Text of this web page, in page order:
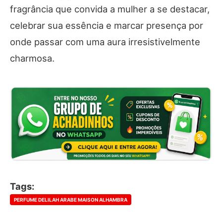
fragrância que convida a mulher a se destacar,
celebrar sua essência e marcar presença por
onde passar com uma aura irresistivelmente
charmosa.
Tags:
PERFUME DELILAH ARABE MAISON ALHAMBRA